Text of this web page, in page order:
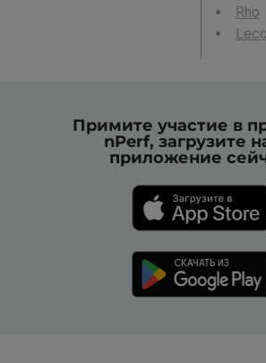
Rho
Примите участие в
nPerf, загрузите
приложение